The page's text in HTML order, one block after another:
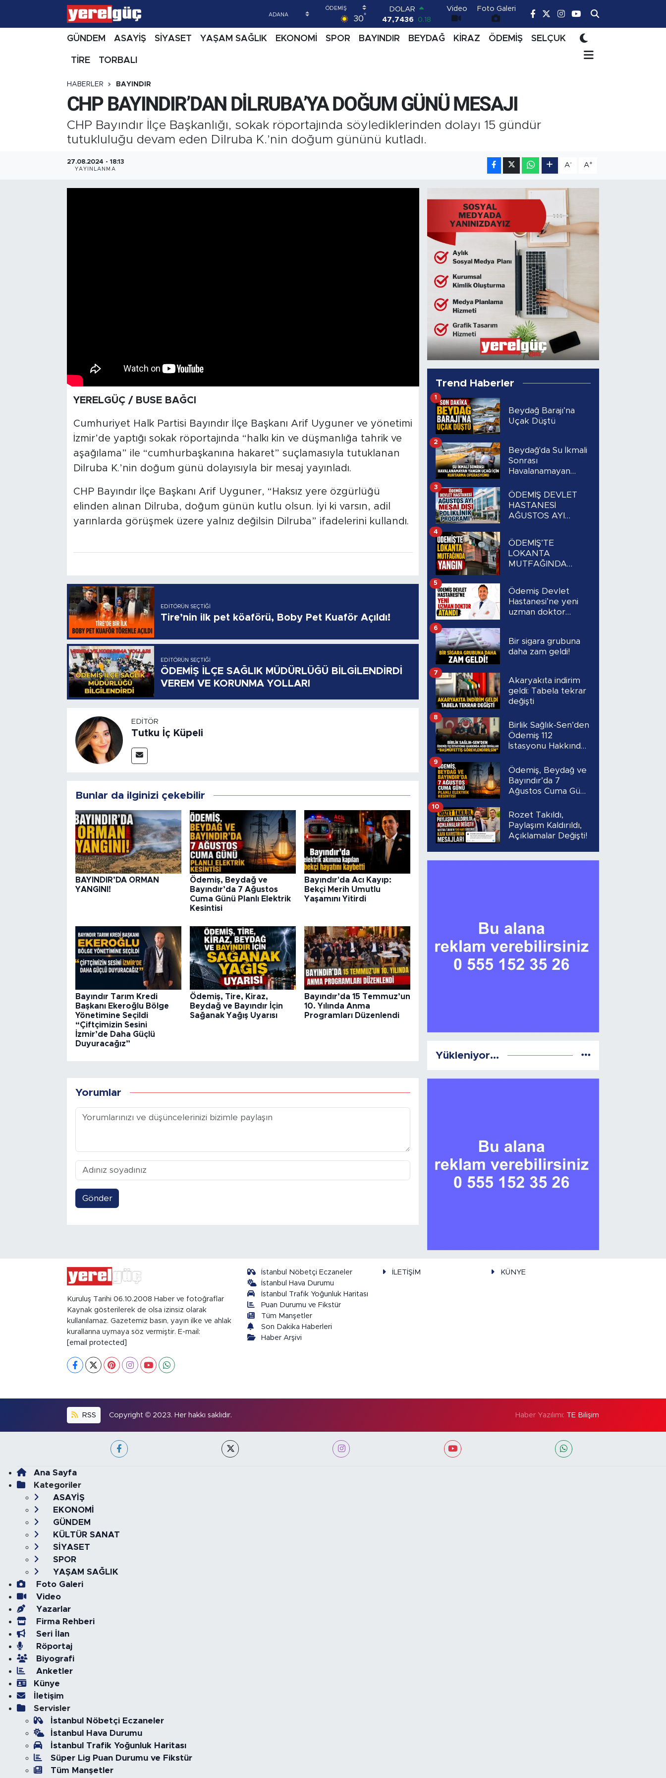
30°
DOLAR
47,7436
0.18
EURO
55,2510 0.32
BİST100
13.779
BITCOIN
64.840,97 -0.15
Video Foto Galeri
GÜNDEM ASAYİŞ SİYASET YAŞAM SAĞLIK EKONOMİ SPOR BAYINDIR BEYDAĞ KİRAZ ÖDEMİŞ SELÇUK
TİRE TORBALI
HABERLER BAYINDIR
CHP BAYINDIR’DAN DİLRUBA’YA DOĞUM GÜNÜ MESAJI
CHP Bayındır İlçe Başkanlığı, sokak röportajında söylediklerinden dolayı 15 gündür
tutukluluğu devam eden Dilruba K.’nin doğum gününü kutladı.
27.08.2024 - 18:13
YAYINLANMA
A- A+
YERELGÜÇ / BUSE BAĞCI
Cumhuriyet Halk Partisi Bayındır İlçe Başkanı Arif Uyguner ve yönetimi
İzmir’de yaptığı sokak röportajında “halkı kin ve düşmanlığa tahrik ve
aşağılama” ile “cumhurbaşkanına hakaret” suçlamasıyla tutuklanan
Dilruba K.’nin doğum günü dolayısıyla bir mesaj yayınladı.
CHP Bayındır İlçe Başkanı Arif Uyguner, “Haksız yere özgürlüğü
elinden alınan Dilruba, doğum günün kutlu olsun. İyi ki varsın, adil
yarınlarda görüşmek üzere yalnız değilsin Dilruba” ifadelerini kullandı.
EDITÖRÜN SEÇTIĞI
Tire’nin ilk pet köaförü, Boby Pet Kuaför Açıldı!
EDITÖRÜN SEÇTIĞI
ÖDEMİŞ İLÇE SAĞLIK MÜDÜRLÜĞÜ BİLGİLENDİRDİ
VEREM VE KORUNMA YOLLARI
EDITÖR
Tutku İç Küpeli
Bunlar da ilginizi çekebilir
BAYINDIR’DA ORMAN
YANGINI!
Ödemiş, Beydağ ve
Bayındır’da 7 Ağustos
Cuma Günü Planlı Elektrik
Kesintisi
Bayındır'da Acı Kayıp:
Bekçi Merih Umutlu
Yaşamını Yitirdi
Bayındır Tarım Kredi
Başkanı Ekeroğlu Bölge
Yönetimine Seçildi
“Çiftçimizin Sesini
İzmir’de Daha Güçlü
Duyuracağız”
Ödemiş, Tire, Kiraz,
Beydağ ve Bayındır İçin
Sağanak Yağış Uyarısı
Bayındır’da 15 Temmuz’un
10. Yılında Anma
Programları Düzenlendi
Yorumlar
Gönder
Trend Haberler
Beydağ Barajı’na
Uçak Düştü
1
Beydağ'da Su İkmali
Sonrası
Havalanamayan
Kurtarma
Operasyonu
2
ÖDEMİŞ DEVLET
HASTANESİ
AĞUSTOS AYI
POLİKLİNİK
PROGRAMI
3
ÖDEMİŞ’TE
LOKANTA
MUTFAĞINDA
4
Ödemiş Devlet
Hastanesi’ne yeni
uzman doktor
5
Bir sigara grubuna
daha zam geldi!
6
Akaryakıta indirim
geldi: Tabela tekrar
değişti
7
Birlik Sağlık-Sen’den
Ödemiş 112
İstasyonu Hakkında
“Başmüfettiş
Görevlendirilsin”
8
Ödemiş, Beydağ ve
Bayındır’da 7
Ağustos Cuma Günü
Kesintisi
9
Rozet Takıldı,
Paylaşım Kaldırıldı,
Açıklamalar Değişti!
10
Yükleniyor...
Kuruluş Tarihi 06.10.2008 Haber ve fotoğraflar
Kaynak gösterilerek de olsa izinsiz olarak
kullanılamaz. Gazetemiz basın, yayın ilke ve ahlak
kurallarına uymaya söz vermiştir. E-mail:
[email protected]
İstanbul Nöbetçi Eczaneler
İstanbul Hava Durumu
İstanbul Trafik Yoğunluk Haritası
Puan Durumu ve Fikstür
Tüm Manşetler
Son Dakika Haberleri
Haber Arşivi
İLETİŞİM KÜNYE
RSS Copyright © 2023. Her hakkı saklıdır. Haber Yazılımı: TE Bilişim
Ana Sayfa
Kategoriler
ASAYİŞ
EKONOMİ
GÜNDEM
KÜLTÜR SANAT
SİYASET
SPOR
YAŞAM SAĞLIK
Foto Galeri
Video
Yazarlar
Firma Rehberi
Seri İlan
Röportaj
Biyografi
Anketler
Künye
İletişim
Servisler
İstanbul Nöbetçi Eczaneler
İstanbul Hava Durumu
İstanbul Trafik Yoğunluk Haritası
Süper Lig Puan Durumu ve Fikstür
Tüm Manşetler